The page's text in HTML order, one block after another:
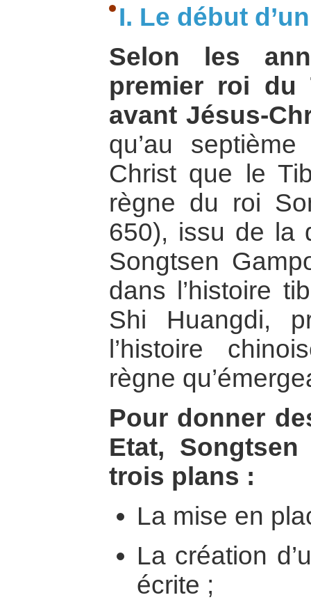
I. Le début
Selon les
premier roi du
avant Jésus-
qu’au
Christ que le
règne du roi
650), issu de la
Songtsen
dans l’histoire
Shi Huangdi,
l’histoire
règne
Pour donner
Etat,
trois plans :
La mise en
La création
écrite ;